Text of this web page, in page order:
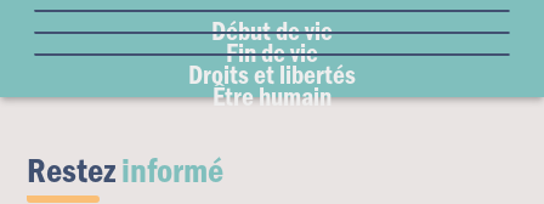
Début de vieGPA
Avortement
Fin de vie
Euthanasie
Don d'organes
Droits et libertés
Liberté institutionnelle
Accès aux origines
Être humain
Genre & sexualité
Eugénisme
Transhumanisme
Restezinformé